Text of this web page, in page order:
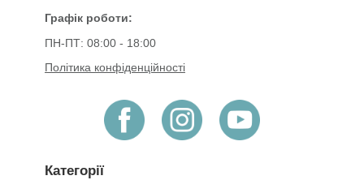
Графік роботи:
ПН-ПТ: 08:00 - 18:00
Політика конфіденційності
Категорії